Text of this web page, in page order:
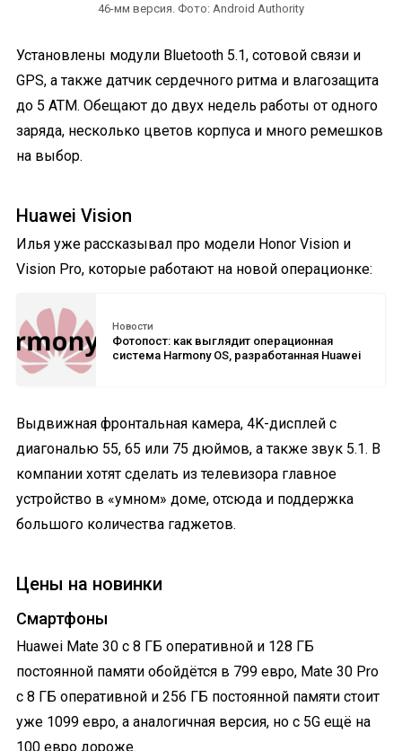
46-мм версия. Фото: Android Authority
Установлены модули Bluetooth 5.1, сотовой связи и
GPS, а также датчик сердечного ритма и влагозащита
до 5 АТМ. Обещают до двух недель работы от одного
заряда, несколько цветов корпуса и много ремешков
на выбор.
Huawei Vision
Илья уже рассказывал про модели Honor Vision и
Vision Pro, которые работают на новой операционке:
Новости
Фотопост: как выглядит операционная
система Harmony OS, разработанная Huawei
Выдвижная фронтальная камера, 4K-дисплей с
диагональю 55, 65 или 75 дюймов, а также звук 5.1. В
компании хотят сделать из телевизора главное
устройство в «умном» доме, отсюда и поддержка
большого количества гаджетов.
Цены на новинки
Смартфоны
Huawei Mate 30 с 8 ГБ оперативной и 128 ГБ
постоянной памяти обойдётся в 799 евро, Mate 30 Pro
с 8 ГБ оперативной и 256 ГБ постоянной памяти стоит
уже 1099 евро, а аналогичная версия, но с 5G ещё на
100 евро дороже.